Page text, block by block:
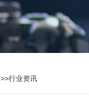
>>行业资讯